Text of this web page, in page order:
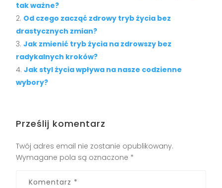
tak ważne?
Od czego zacząć zdrowy tryb życia bez
drastycznych zmian?
Jak zmienić tryb życia na zdrowszy bez
radykalnych kroków?
Jak styl życia wpływa na nasze codzienne
wybory?
Prześlij komentarz
Twój adres email nie zostanie opublikowany.
Wymagane pola są oznaczone *